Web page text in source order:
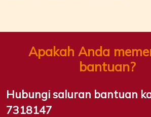
Apakah Anda
bantuan?
Hubungi saluran bantuan
7318147